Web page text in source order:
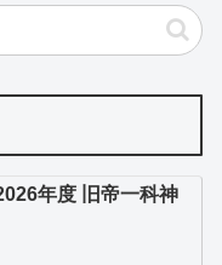
年度 旧帝一科神